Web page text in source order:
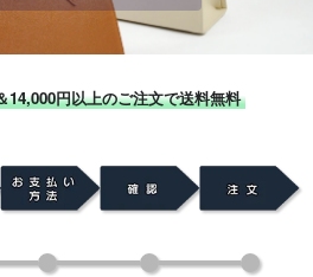
14,000円以上のご注文で送料無料